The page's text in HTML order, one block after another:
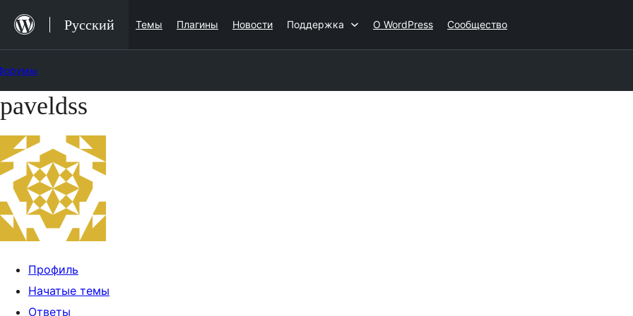
содержимому
Русский Темы Плагины Новости Поддержка О WordPress Сообщество
Перейти
к
содержимому
paveldss
Профиль
Начатые темы
Ответы